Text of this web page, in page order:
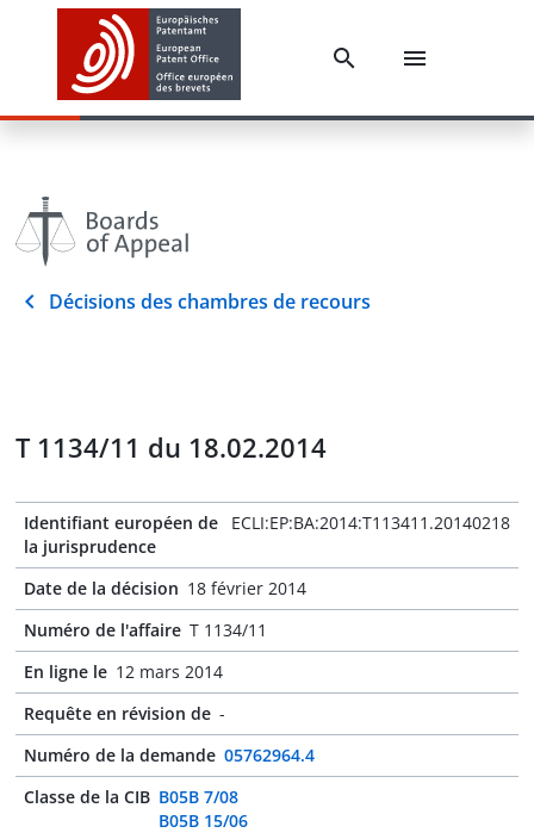
Décisions des chambres de recours
T 1134/11 du 18.02.2014
Identifiant européen de
la jurisprudence
ECLI:EP:BA:2014:T113411.20140218
Date de la décision 18 février 2014
Numéro de l'affaire T 1134/11
En ligne le 12 mars 2014
Requête en révision de -
Numéro de la demande 05762964.4
Classe de la CIB B05B 7/08
B05B 15/06